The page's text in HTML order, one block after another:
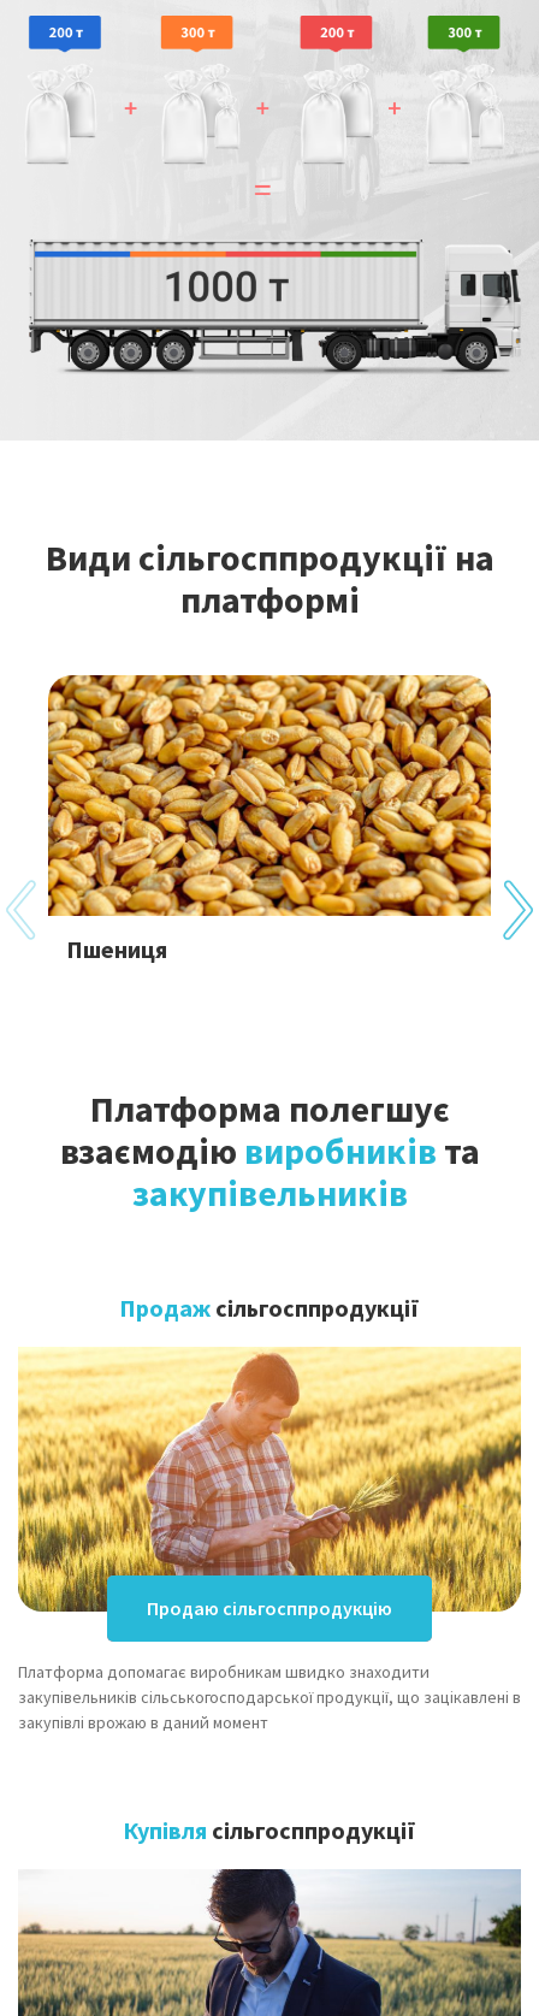
Види сільгосппродукції на
платформі
Пшениця
Платформа полегшує
взаємодію виробників та
закупівельників
Продаж сільгосппродукції
Продаю сільгосппродукцію
Платформа допомагає виробникам швидко знаходити
закупівельників сільськогосподарської продукції, що зацікавлені в
закупівлі врожаю в даний момент
Купівля сільгосппродукції